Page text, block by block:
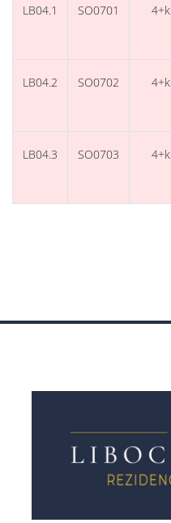
LB04.1 SO0701
LB04.2 SO0702
LB04.3 SO0703